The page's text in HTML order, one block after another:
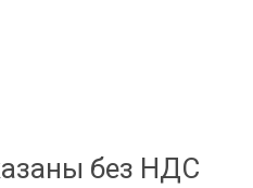
без НДС